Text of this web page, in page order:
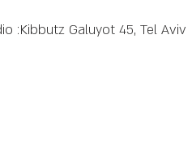
:Kibbutz Galuyot 45, Tel Aviv